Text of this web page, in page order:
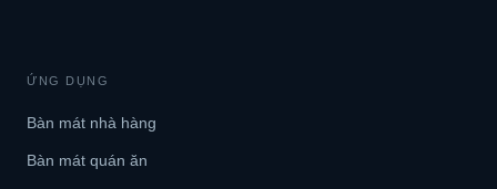
ỨNG DỤNG
Bàn mát nhà hàng
Bàn mát quán ăn